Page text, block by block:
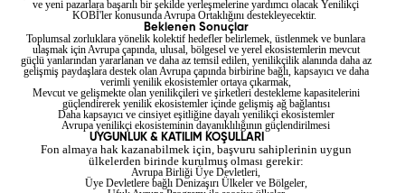
ve yeni pazarlara başarılı bir şekilde yerleşmelerine yardımcı olacak Yenilikçi
KOBİ'ler konusunda Avrupa Ortaklığını destekleyecektir.
Beklenen Sonuçlar
Toplumsal zorluklara yönelik kolektif hedefler belirlemek, üstlenmek ve bunlara
ulaşmak için Avrupa çapında, ulusal, bölgesel ve yerel ekosistemlerin mevcut
güçlü yanlarından yararlanan ve daha az temsil edilen, yenilikçilik alanında daha az
gelişmiş paydaşlara destek olan Avrupa çapında birbirine bağlı, kapsayıcı ve daha
verimli yenilik ekosistemler ortaya çıkarmak,
Mevcut ve gelişmekte olan yenilikçileri ve şirketleri destekleme kapasitelerini
güçlendirerek yenilik ekosistemler içinde gelişmiş ağ bağlantısı
Daha kapsayıcı ve cinsiyet eşitliğine dayalı yenilikçi ekosistemler
Avrupa yenilikçi ekosisteminin dayanıklılığının güçlendirilmesi
UYGUNLUK & KATILIM KOŞULLARI
Fon almaya hak kazanabilmek için, başvuru sahiplerinin uygun
ülkelerden birinde kurulmuş olması gerekir:
Avrupa Birliği Üye Devletleri,
Üye Devletlere bağlı Denizaşırı Ülkeler ve Bölgeler,